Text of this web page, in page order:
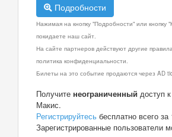
Подробности
Нажимая на кнопку "Подробности" или кнопку
покидаете наш сайт.
На сайте партнеров действуют другие
политика конфиденциальности.
Билеты на это событие продаются через AD
Получите неограниченный доступ
Макис.
Регистрируйтесь бесплатно всего за
Зарегистрированные пользователи